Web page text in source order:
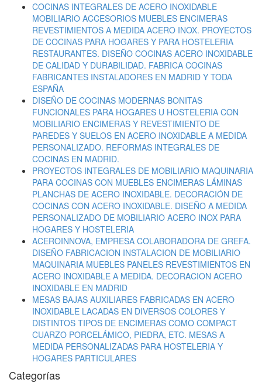
COCINAS INTEGRALES DE ACERO INOXIDABLE
MOBILIARIO ACCESORIOS MUEBLES ENCIMERAS
REVESTIMIENTOS A MEDIDA ACERO INOX. PROYECTOS
DE COCINAS PARA HOGARES Y PARA HOSTELERIA
RESTAURANTES. DISEÑO COCINAS ACERO INOXIDABLE
DE CALIDAD Y DURABILIDAD. FABRICA COCINAS
FABRICANTES INSTALADORES EN MADRID Y TODA
ESPAÑA
DISEÑO DE COCINAS MODERNAS BONITAS
FUNCIONALES PARA HOGARES U HOSTELERIA CON
MOBILIARIO ENCIMERAS Y REVESTIMIENTO DE
PAREDES Y SUELOS EN ACERO INOXIDABLE A MEDIDA
PERSONALIZADO. REFORMAS INTEGRALES DE
COCINAS EN MADRID.
PROYECTOS INTEGRALES DE MOBILIARIO MAQUINARIA
PARA COCINAS CON MUEBLES ENCIMERAS LÁMINAS
PLANCHAS DE ACERO INOXIDABLE. DECORACIÓN DE
COCINAS CON ACERO INOXIDABLE. DISEÑO A MEDIDA
PERSONALIZADO DE MOBILIARIO ACERO INOX PARA
HOGARES Y HOSTELERIA
ACEROINNOVA, EMPRESA COLABORADORA DE GREFA.
DISEÑO FABRICACION INSTALACION DE MOBILIARIO
MAQUINARIA MUEBLES PANELES REVESTIMIENTOS EN
ACERO INOXIDABLE A MEDIDA. DECORACION ACERO
INOXIDABLE EN MADRID
MESAS BAJAS AUXILIARES FABRICADAS EN ACERO
INOXIDABLE LACADAS EN DIVERSOS COLORES Y
DISTINTOS TIPOS DE ENCIMERAS COMO COMPACT
CUARZO PORCELÁMICO, PIEDRA, ETC. MESAS A
MEDIDA PERSONALIZADAS PARA HOSTELERIA Y
HOGARES PARTICULARES
Categorías